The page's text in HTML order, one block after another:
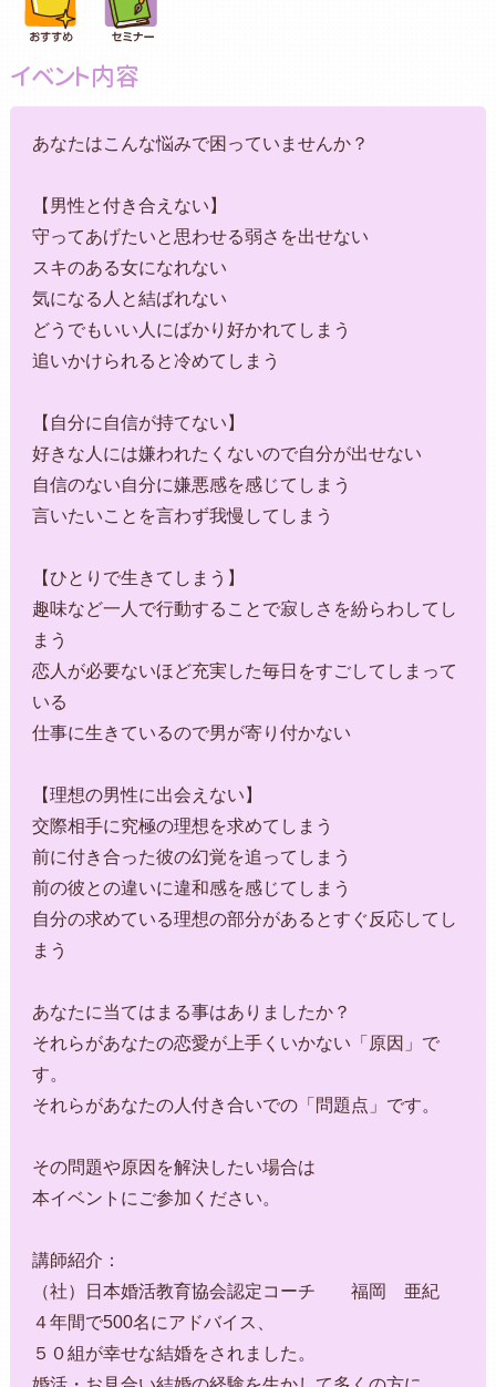
イベント内容
あなたはこんな悩みで困っていませんか？
【男性と付き合えない】
守ってあげたいと思わせる弱さを出せない
スキのある女になれない
気になる人と結ばれない
どうでもいい人にばかり好かれてしまう
追いかけられると冷めてしまう
【自分に自信が持てない】
好きな人には嫌われたくないので自分が出せない
自信のない自分に嫌悪感を感じてしまう
言いたいことを言わず我慢してしまう
【ひとりで生きてしまう】
趣味など一人で行動することで寂しさを紛らわしてし
まう
恋人が必要ないほど充実した毎日をすごしてしまって
いる
仕事に生きているので男が寄り付かない
【理想の男性に出会えない】
交際相手に究極の理想を求めてしまう
前に付き合った彼の幻覚を追ってしまう
前の彼との違いに違和感を感じてしまう
自分の求めている理想の部分があるとすぐ反応してし
まう
あなたに当てはまる事はありましたか？
それらがあなたの恋愛が上手くいかない「原因」で
す。
それらがあなたの人付き合いでの「問題点」です。
その問題や原因を解決したい場合は
本イベントにご参加ください。
講師紹介：
（社）日本婚活教育協会認定コーチ 福岡 亜紀
４年間で500名にアドバイス、
５０組が幸せな結婚をされました。